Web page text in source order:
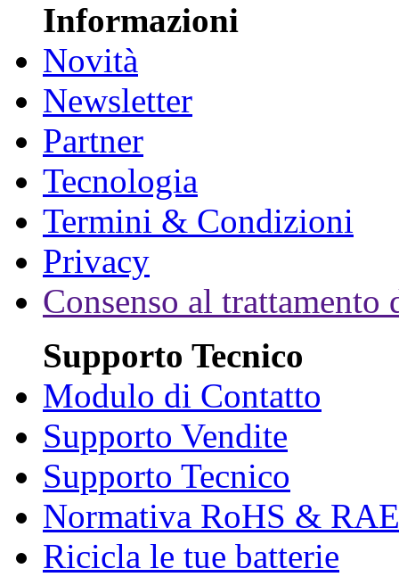
Informazioni
Novità
Newsletter
Partner
Tecnologia
Termini & Condizioni
Privacy
Consenso al trattamento
Supporto Tecnico
Modulo di Contatto
Supporto Vendite
Supporto Tecnico
Normativa RoHS &
Ricicla le tue batterie